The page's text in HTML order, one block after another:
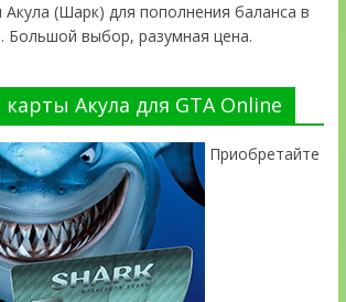
(Шарк) для пополнения баланса в
Большой выбор, разумная цена.
Акула для GTA Online
Приобретайте